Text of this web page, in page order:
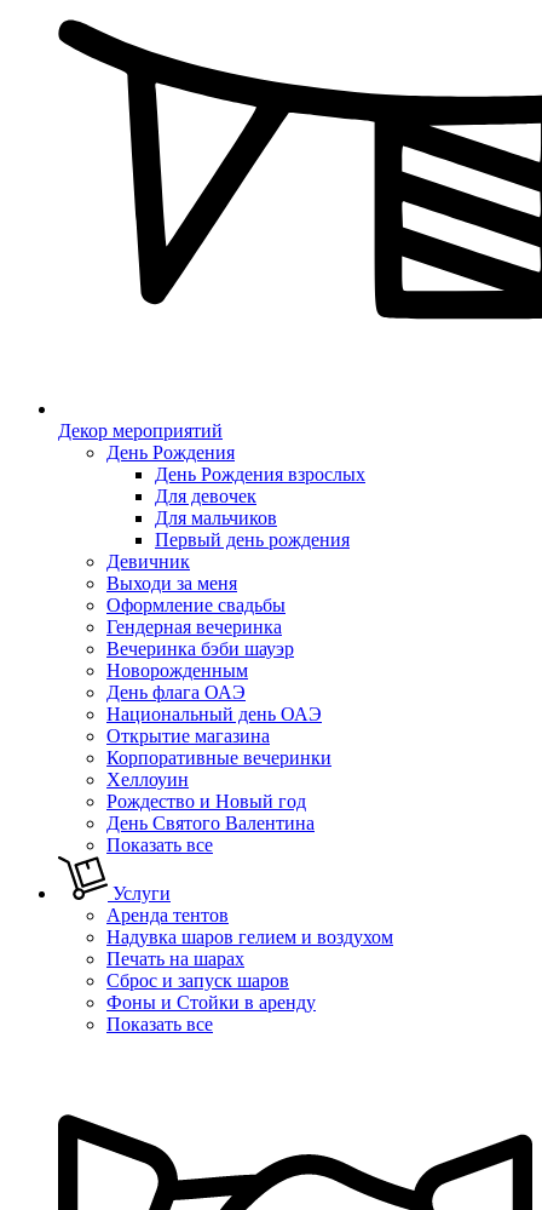
Декор мероприятий
День Рождения
День Рождения взрослых
Для девочек
Для мальчиков
Первый день рождения
Девичник
Выходи за меня
Оформление свадьбы
Гендерная вечеринка
Вечеринка бэби шауэр
Новорожденным
День флага ОАЭ
Национальный день ОАЭ
Открытие магазина
Корпоративные вечеринки
Хеллоуин
Рождество и Новый год
День Святого Валентина
Показать все
Услуги
Аренда тентов
Надувка шаров гелием и воздухом
Печать на шарах
Сброс и запуск шаров
Фоны и Стойки в аренду
Показать все